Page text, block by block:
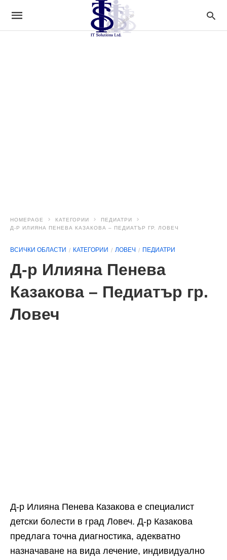
HOMEPAGE КАТЕГОРИИ
ПЕДИАТРИ
Д-Р ИЛИЯНА ПЕНЕВА КАЗАКОВА – ПЕДИАТЪР ГР. ЛОВЕЧ
ВСИЧКИ ОБЛАСТИ КАТЕГОРИИ ЛОВЕЧ ПЕДИАТРИ
Д-р Илияна Пенева
Казакова – Педиатър гр.
Ловеч
Д-р Илияна Пенева Казакова е специалист
детски болести в град Ловеч. Д-р Казакова
предлага точна диагностика, адекватно
назначаване на вида лечение, индивидуално